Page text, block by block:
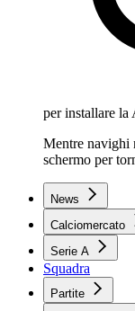
per installare la
Mentre navighi
schermo per
News
Calciomercato
Serie A
Squadra
Partite